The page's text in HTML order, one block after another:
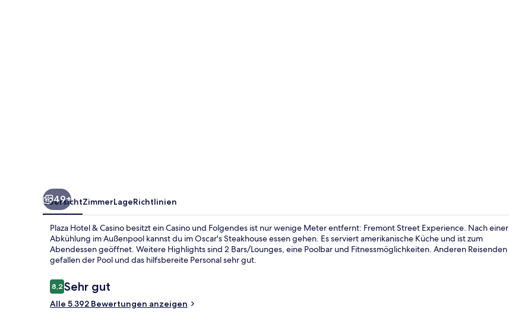
49+
ÜbersichtZimmerLageRichtlinien
Plaza Hotel & Casino besitzt ein Casino und Folgendes ist nur wenige Meter entfernt: Fremont Street Experience. Nach einer
Abkühlung im Außenpool kannst du im Oscar's Steakhouse essen gehen. Es serviert amerikanische Küche und ist zum
Abendessen geöffnet. Weitere Highlights sind 2 Bars/Lounges, eine Poolbar und Fitnessmöglichkeiten. Anderen Reisenden
gefallen der Pool und das hilfsbereite Personal sehr gut.
Bewertungen
8,28,2 von 10.
Sehr gut
Alle 5.392 Bewertungen anzeigen